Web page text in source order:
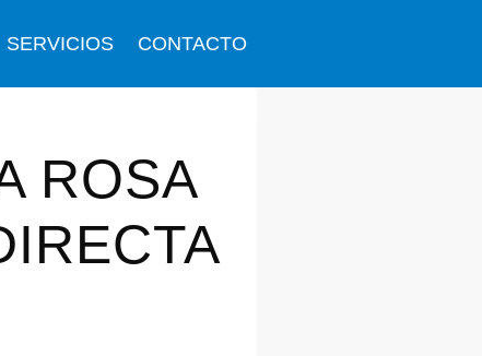
SERVICIOS CONTACTO
ROSA